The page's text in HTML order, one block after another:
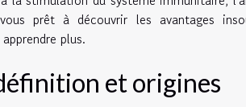
prêt à découvrir les avantages
plus.
et origines